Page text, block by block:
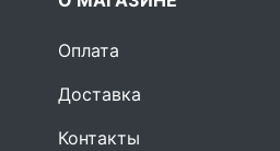
Оплата
Доставка
Контакты